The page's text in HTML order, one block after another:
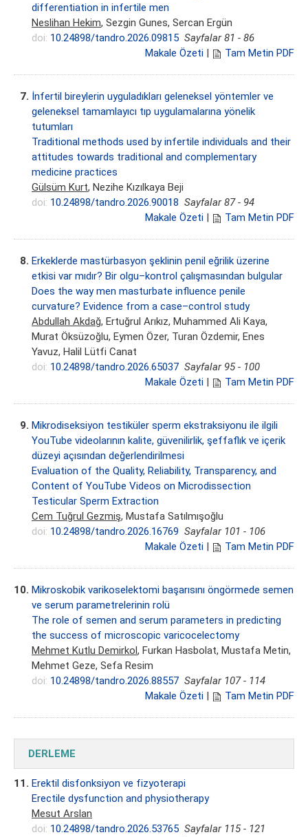
differentiation in infertile men
Neslihan Hekim, Sezgin Gunes, Sercan Ergün
doi: 10.24898/tandro.2026.09815 Sayfalar 81 - 86
Makale Özeti
Tam Metin PDF
7. İnfertil bireylerin uyguladıkları geleneksel yöntemler ve
geleneksel tamamlayıcı tıp uygulamalarına yönelik
tutumları
Traditional methods used by infertile individuals and their
attitudes towards traditional and complementary
medicine practices
Gülsüm Kurt, Nezihe Kızılkaya Beji
doi: 10.24898/tandro.2026.90018 Sayfalar 87 - 94
Makale Özeti
Tam Metin PDF
8. Erkeklerde mastürbasyon şeklinin penil eğrilik üzerine
etkisi var mıdır? Bir olgu–kontrol çalışmasından bulgular
Does the way men masturbate influence penile
curvature? Evidence from a case–control study
Abdullah Akdağ, Ertuğrul Arıkız, Muhammed Ali Kaya,
Murat Öksüzoğlu, Eymen Özer, Turan Özdemir, Enes
Yavuz, Halil Lütfi Canat
doi: 10.24898/tandro.2026.65037 Sayfalar 95 - 100
Makale Özeti
Tam Metin PDF
9. Mikrodiseksiyon testiküler sperm ekstraksiyonu ile ilgili
YouTube videolarının kalite, güvenilirlik, şeffaflık ve içerik
düzeyi açısından değerlendirilmesi
Evaluation of the Quality, Reliability, Transparency, and
Content of YouTube Videos on Microdissection
Testicular Sperm Extraction
Cem Tuğrul Gezmiş, Mustafa Satılmışoğlu
doi: 10.24898/tandro.2026.16769 Sayfalar 101 - 106
Makale Özeti
Tam Metin PDF
10. Mikroskobik varikoselektomi başarısını öngörmede semen
ve serum parametrelerinin rolü
The role of semen and serum parameters in predicting
the success of microscopic varicocelectomy
Mehmet Kutlu Demirkol , Furkan Hasbolat, Mustafa Metin,
Mehmet Geze, Sefa Resim
doi: 10.24898/tandro.2026.88557 Sayfalar 107 - 114
Makale Özeti
Tam Metin PDF
DERLEME
11. Erektil disfonksiyon ve fizyoterapi
Erectile dysfunction and physiotherapy
Mesut Arslan
doi: 10.24898/tandro.2026.53765 Sayfalar 115 - 121